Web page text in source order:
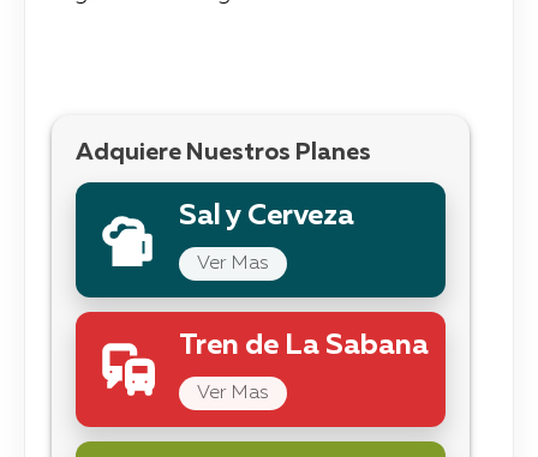
Adquiere Nuestros Planes
Sal y Cerveza
Ver Mas
Tren de La Sabana
Ver Mas